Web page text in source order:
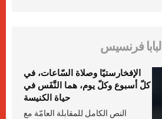
البابا فرنسيس
الإفخارستيّا وصلاة السّاعات، في
كلّ أسبوع وكلّ يوم، هما النَّفَس في
حياة الكنيسة
النص الكامل للمقابلة العامّة مع